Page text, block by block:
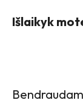
Išlaikyk